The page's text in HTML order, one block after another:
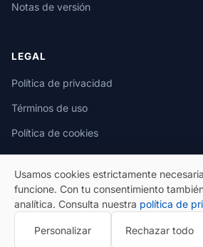
Notas de versión
LEGAL
Política de privacidad
Términos de uso
Política de cookies
© 2026 eSeGeCe. Todos los
Política de privacidad
Usamos cookies estrictamente
funcione. Con tu consentimiento
analítica. Consulta nuestra política de
Personalizar Rechazar todo